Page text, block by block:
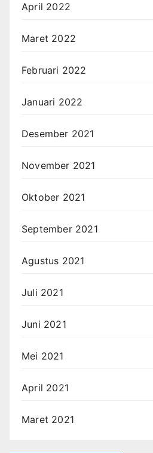
April 2022
Maret 2022
Februari 2022
Januari 2022
Desember 2021
November 2021
Oktober 2021
September 2021
Agustus 2021
Juli 2021
Juni 2021
Mei 2021
April 2021
Maret 2021